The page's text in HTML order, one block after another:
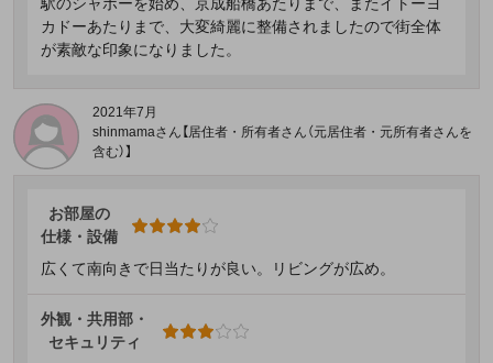
カドーあたりまで、大変綺麗に整備されましたので街全体
が素敵な印象になりました。
2021年7月
shinmamaさん【居住者・所有者さん（元居住者・元所有者さんを
含む）】
お部屋の
仕様・設備
広くて南向きで日当たりが良い。リビングが広め。
外観・共用部・
セキュリティ